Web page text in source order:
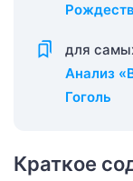
для
Анализ
Гоголь
Краткое